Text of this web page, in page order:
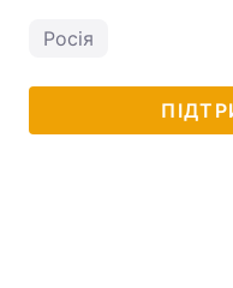
Росія